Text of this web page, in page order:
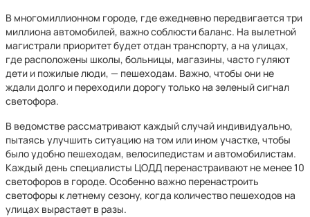
В многомиллионном городе, где ежедневно передвигается три
миллиона автомобилей, важно соблюсти баланс. На вылетной
магистрали приоритет будет отдан транспорту, а на улицах,
где расположены школы, больницы, магазины, часто гуляют
дети и пожилые люди, — пешеходам. Важно, чтобы они не
ждали долго и переходили дорогу только на зеленый сигнал
светофора.
В ведомстве рассматривают каждый случай индивидуально,
пытаясь улучшить ситуацию на том или ином участке, чтобы
было удобно пешеходам, велосипедистам и автомобилистам.
Каждый день специалисты ЦОДД перенастраивают не менее 10
светофоров в городе. Особенно важно перенастроить
светофоры к летнему сезону, когда количество пешеходов на
улицах вырастает в разы.